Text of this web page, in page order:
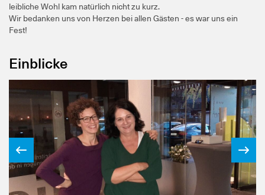
leibliche Wohl kam natürlich nicht zu kurz.
Wir bedanken uns von Herzen bei allen Gästen - es war uns ein
Fest!
Einblicke